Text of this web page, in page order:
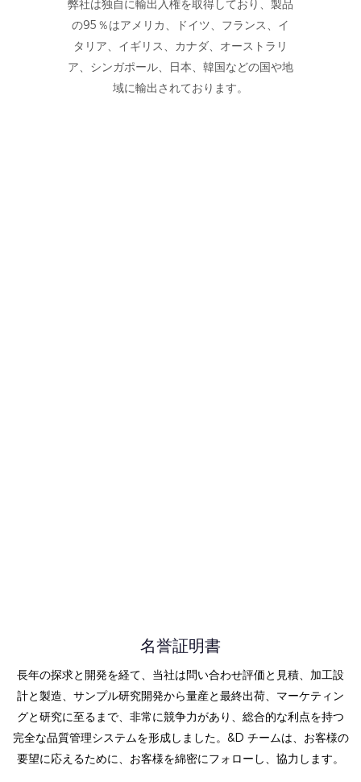
弊社は独自に輸出入権を取得しており、製品
の95％はアメリカ、ドイツ、フランス、イ
タリア、イギリス、カナダ、オーストラリ
ア、シンガポール、日本、韓国などの国や地
域に輸出されております。
名誉証明書
長年の探求と開発を経て、当社は問い合わせ評価と見積、加工設
計と製造、サンプル研究開発から量産と最終出荷、マーケティン
グと研究に至るまで、非常に競争力があり、総合的な利点を持つ
完全な品質管理システムを形成しました。&D チームは、お客様の
要望に応えるために、お客様を綿密にフォローし、協力します。